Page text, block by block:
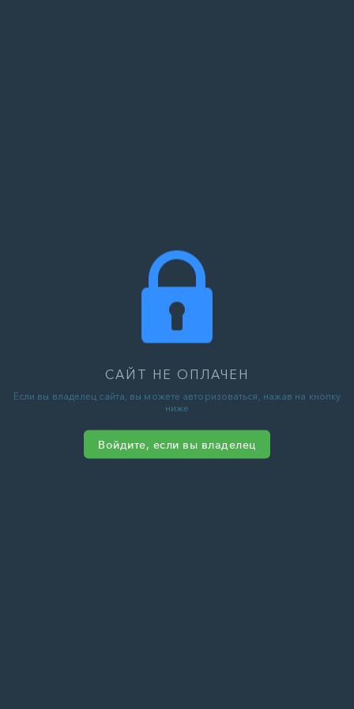
САЙТ НЕ ОПЛАЧЕН
Если вы владелец сайта, вы можете авторизоваться, нажав на кнопку
ниже
Войдите, если вы владелец